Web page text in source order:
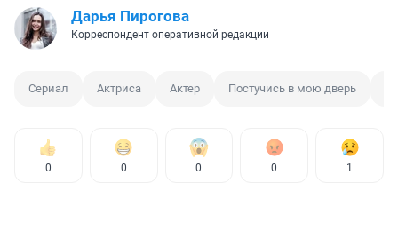
Дарья Пирогова
Корреспондент оперативной редакции
Сериал Актриса Актер Постучись в мою дверь
0 0 0 0 1